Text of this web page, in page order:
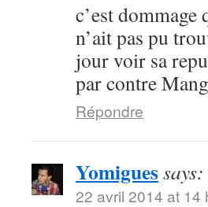
c’est
n’ait pas pu
jour voir sa
par contre
Répondre
Yomiguessays:
22 avril 2014 at 14